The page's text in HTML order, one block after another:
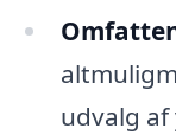
udvalg